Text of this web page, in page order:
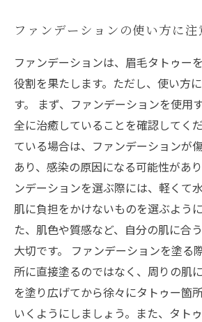
ファンデーションの使い方に注
ファンデーションは、眉毛タトゥー
役割を果たします。ただし、使い方
す。 まず、ファンデーションを使用
全に治癒していることを確認してく
ている場合は、ファンデーションが
あり、感染の原因になる可能性があ
ンデーションを選ぶ際には、軽くて
肌に負担をかけないものを選ぶよう
た、肌色や質感など、自分の肌に合
大切です。 ファンデーションを塗る
所に直接塗るのではなく、周りの肌
を塗り広げてから徐々にタトゥー箇
いくようにしましょう。また、タト